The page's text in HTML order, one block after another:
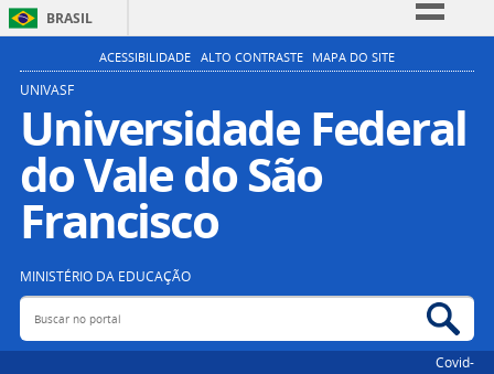
BRASIL
Simplifique!
Participe
Acesso à informação
Legislação
ACESSIBILIDADE ALTO CONTRASTE MAPA DO SITE
UNIVASF
Universidade Federal
do Vale do São
Francisco
MINISTÉRIO DA EDUCAÇÃO
Buscar no portal
Covid-